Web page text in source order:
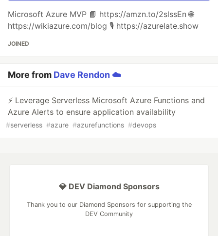
Microsoft Azure MVP 📘 https://amzn.to/2slssEn 🌐
https://wikiazure.com/blog 🎙️ https://azurelate.show
JOINED
More from Dave Rendon ☁️
⚡ Leverage Serverless Microsoft Azure Functions and
Azure Alerts to ensure application availability
#serverless #azure #azurefunctions #devops
💎 DEV Diamond Sponsors
Thank you to our Diamond Sponsors for supporting the
DEV Community